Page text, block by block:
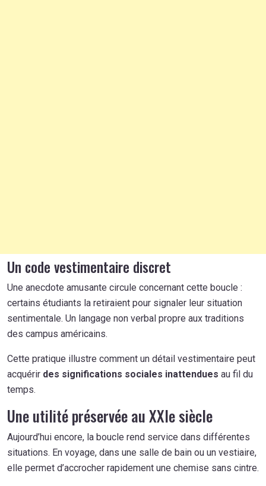
Un code vestimentaire discret
Une anecdote amusante circule concernant cette boucle :
certains étudiants la retiraient pour signaler leur situation
sentimentale. Un langage non verbal propre aux traditions
des campus américains.
Cette pratique illustre comment un détail vestimentaire peut
acquérir des significations sociales inattendues au fil du
temps.
Une utilité préservée au XXIe siècle
Aujourd’hui encore, la boucle rend service dans différentes
situations. En voyage, dans une salle de bain ou un vestiaire,
elle permet d’accrocher rapidement une chemise sans cintre.